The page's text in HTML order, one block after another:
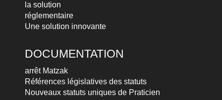
la solution
réglementaire
Une solution innovante
DOCUMENTATION
arrêt Matzak
Références législatives des statuts
Nouveaux statuts uniques de Praticien